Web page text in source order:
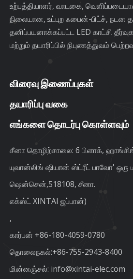
உற்பத்தியாளர், வாடகை,
நிலையான, உட்புற ஃபைன்-பிட்ச், நடன
தனிப்பயனாக்கப்பட்ட LED காட்சி
மற்றும் தயாரிப்பில் நிபுணத்துவம்
விரைவு இணைப்புகள்
தயாரிப்பு வகை
எங்களை தொடர்பு கொள்ளவும்
சீனா தொழிற்சாலை: 6 பிளாக்,
யுவான்லிங் ஷியான் ஸ்ட்ரீட் பாவோ' ஒரு
ஷென்சென்,518108, சீனா.
எக்ஸ்ட் XINTAI ஜப்பான்)
,
கார்பன் +86-180-4059-0780
தொலைநகல்:+86-755-2943-8400
மின்னஞ்சல்: info@xintai-elec.com